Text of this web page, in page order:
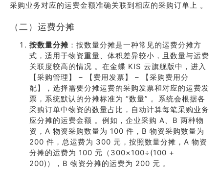
采购业务对应的运费金额准确关联到相应的采购订单上 。
（二）运费分摊
按数量分摊 ：按数量分摊是一种常见的运费分摊方
式，适用于物资重量、体积差异较小，且数量与运费
关联度较高的情况 。在金蝶 KIS 云旗舰版中，进入
【采购管理】 – 【费用发票】 – 【采购费用分
配】，选择需要分摊运费的采购发票和对应的运费发
票，系统默认的分摊标准为 “数量” 。系统会根据各
采购订单中物资的数量占比，自动计算每笔采购业务
应分摊的运费金额 。例如，企业采购 A、B 两种物
资，A 物资采购数量为 100 件，B 物资采购数量为
200 件，总运费为 300 元，按照数量分摊，A 物资
分摊的运费为 100 元（300×100÷(100 +
200)），B 物资分摊的运费为 200 元 。